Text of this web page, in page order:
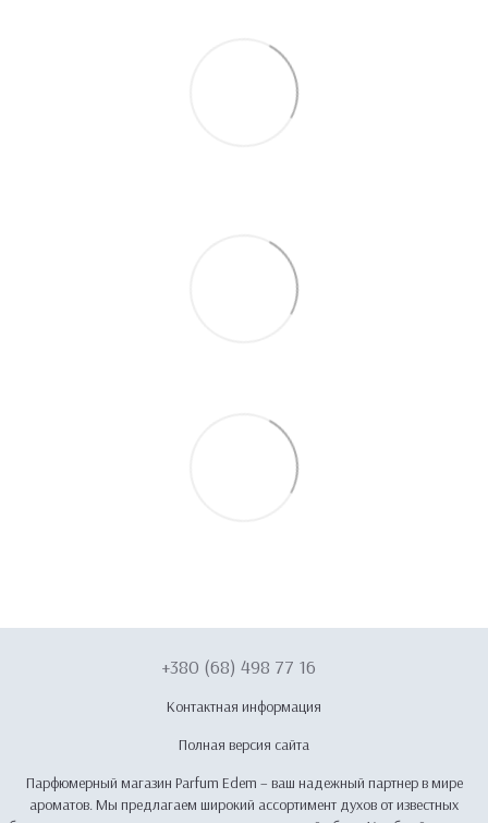
+380 (68) 498 77 16
Контактная информация
Полная версия сайта
Парфюмерный магазин Parfum Edem – ваш надежный партнер в мире
ароматов. Мы предлагаем широкий ассортимент духов от известных